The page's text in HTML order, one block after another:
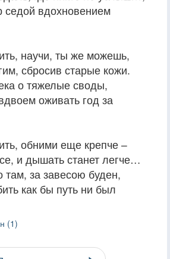
седой вдохновением
научи, ты же можешь,
сбросив старые кожи.
о тяжелые своды,
оживать год за
обними еще крепче –
и дышать станет легче…
там, за завесою буден,
как бы путь ни был
(1)